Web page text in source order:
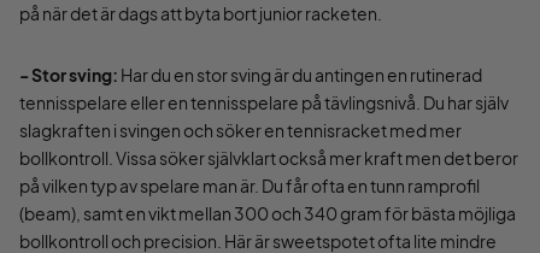
på när det är dags att byta bort junior racketen.
- Stor sving: Har du en stor sving är du antingen en rutinerad
tennisspelare eller en tennisspelare på tävlingsnivå. Du har själv
slagkraften i svingen och söker en tennisracket med mer
bollkontroll. Vissa söker självklart också mer kraft men det beror
på vilken typ av spelare man är. Du får ofta en tunn ramprofil
(beam), samt en vikt mellan 300 och 340 gram för bästa möjliga
bollkontroll och precision. Här är sweetspotet ofta lite mindre